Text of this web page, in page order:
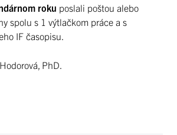
roku poslali poštou alebo
spolu s 1 výtlačkom práce a s
IF časopisu.
PhD.